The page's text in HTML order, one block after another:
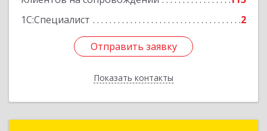
1С:Специалист
2
Отправить заявку
Показать контакты
Отправить заявку
Назад